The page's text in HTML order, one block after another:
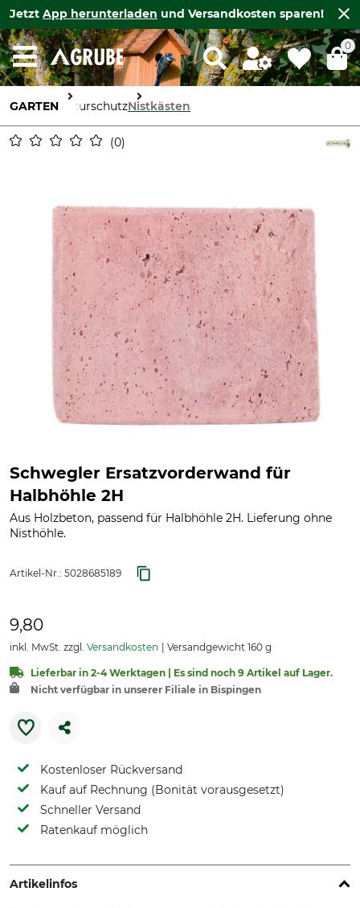
Jetzt App herunterladen und Versandkosten sparen!
0
GARTEN NaturschutzNistkästen
0
Schwegler Ersatzvorderwand für
Halbhöhle 2H
Aus Holzbeton, passend für Halbhöhle 2H. Lieferung ohne
Nisthöhle.
Artikel-Nr.: 5028685189
9,80
inkl. MwSt. zzgl. Versandkosten Versandgewicht 160 g
Lieferbar in 2-4 Werktagen | Es sind noch 9 Artikel auf Lager.
Nicht verfügbar in unserer Filiale in Bispingen
Kostenloser Rückversand
Kauf auf Rechnung (Bonität vorausgesetzt)
Schneller Versand
Ratenkauf möglich
Artikelinfos